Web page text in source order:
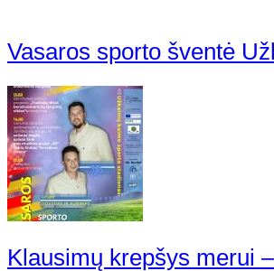
Vasaros sporto šventė
Klausimų krepšys merui